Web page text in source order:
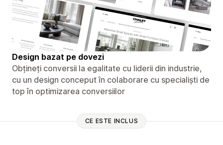
Design bazat pe dovezi
Obțineți conversii la egalitate cu liderii din industrie,
cu un design conceput în colaborare cu specialiști de
top în optimizarea conversiilor
CE ESTE INCLUS